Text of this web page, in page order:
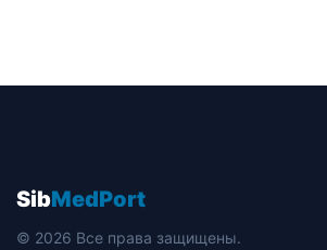
SibMedPort
© 2026 Все права защищены.